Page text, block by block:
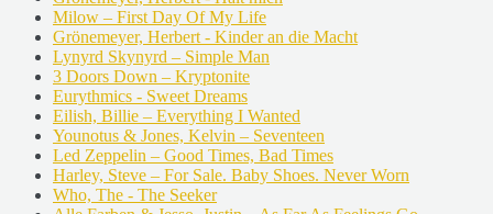
Milow – First Day Of My Life
Grönemeyer, Herbert - Kinder an die Macht
Lynyrd Skynyrd – Simple Man
3 Doors Down – Kryptonite
Eurythmics - Sweet Dreams
Eilish, Billie – Everything I Wanted
Younotus & Jones, Kelvin – Seventeen
Led Zeppelin – Good Times, Bad Times
Harley, Steve – For Sale. Baby Shoes. Never Worn
Who, The - The Seeker